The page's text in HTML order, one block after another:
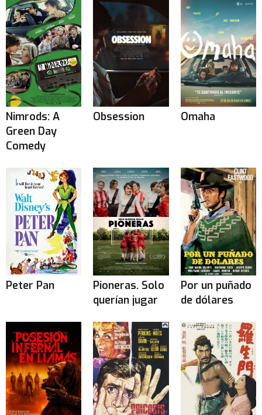
Nimrods: A
Green Day
Comedy
Obsession Omaha
Peter Pan
Pioneras. Solo
querían jugar
Por un puñado
de dólares